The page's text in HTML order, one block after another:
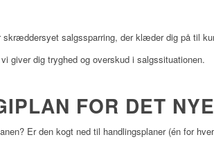
skræddersyet salgssparring, der klæder dig på til
giver dig tryghed og overskud i salgssituationen.
FOR DET
Er den kogt ned til handlingsplaner (én for